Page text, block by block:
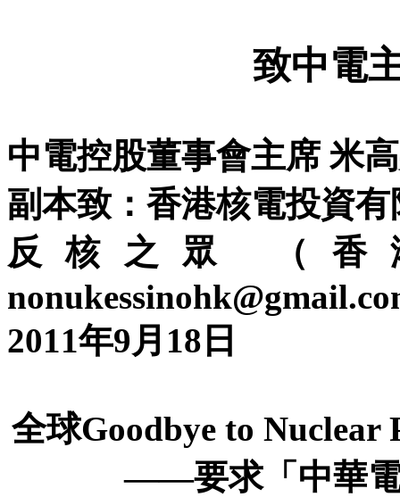
致中電
中電控股董事會主席 米
副本致：香港核電投資
反核之眾 （香
2011年9月 18 日
全球Goodbye to Nuclear
——要求「中華